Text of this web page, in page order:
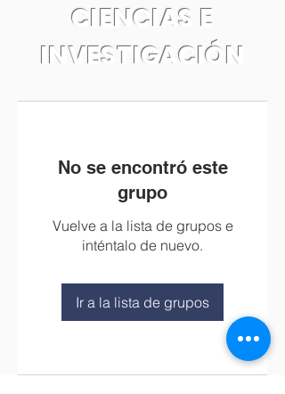
CIENCIAS E
INVESTIGACIÓN
No se encontró este
grupo
Vuelve a la lista de grupos e
inténtalo de nuevo.
Ir a la lista de grupos